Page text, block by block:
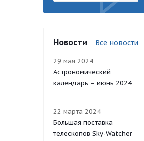
Новости Все новости
29 мая 2024
Астрономический
календарь – июнь 2024
22 марта 2024
Большая поставка
телескопов Sky-Watcher